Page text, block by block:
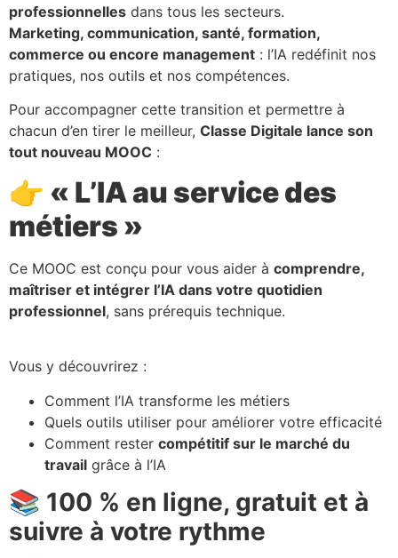
professionnelles dans tous les secteurs.
Marketing, communication, santé, formation,
commerce ou encore management : l’IA redéfinit nos
pratiques, nos outils et nos compétences.
Pour accompagner cette transition et permettre à
chacun d’en tirer le meilleur, Classe Digitale lance son
tout nouveau MOOC :
👉 « L’IA au service des
métiers »
Ce MOOC est conçu pour vous aider à comprendre,
maîtriser et intégrer l’IA dans votre quotidien
professionnel, sans prérequis technique.
Vous y découvrirez :
Comment l’IA transforme les métiers
Quels outils utiliser pour améliorer votre efficacité
Comment rester compétitif sur le marché du
travail grâce à l’IA
📚 100 % en ligne, gratuit et à
suivre à votre rythme